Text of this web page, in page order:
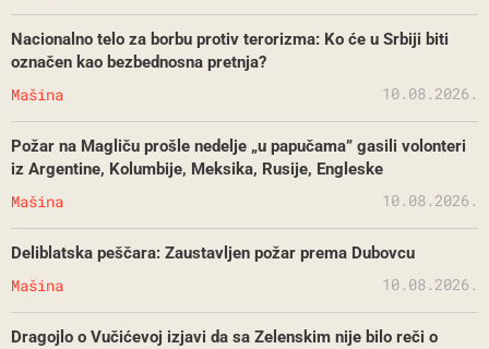
Nacionalno telo za borbu protiv terorizma: Ko će u Srbiji biti
označen kao bezbednosna pretnja?
Mašina 10.08.2026.
Požar na Magliču prošle nedelje „u papučama” gasili volonteri
iz Argentine, Kolumbije, Meksika, Rusije, Engleske
Mašina 10.08.2026.
Deliblatska peščara: Zaustavljen požar prema Dubovcu
Mašina 10.08.2026.
Dragojlo o Vučićevoj izjavi da sa Zelenskim nije bilo reči o